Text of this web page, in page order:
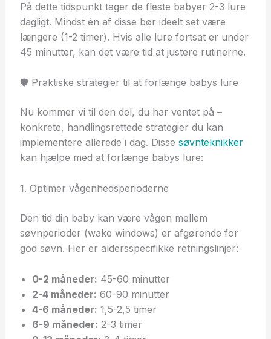
På dette tidspunkt tager de fleste babyer 2-3 lure
dagligt. Mindst én af disse bør ideelt set være
længere (1-2 timer). Hvis alle lure fortsat er under
45 minutter, kan det være tid at justere rutinerne.
🛡️ Praktiske strategier til at forlænge babys lure
Nu kommer vi til den del, du har ventet på –
konkrete, handlingsrettede strategier du kan
implementere allerede i dag. Disse søvnteknikker
kan hjælpe med at forlænge babys lure:
1. Optimer vågenhedsperioderne
Den tid din baby kan være vågen mellem
søvnperioder (wake windows) er afgørende for
god søvn. Her er aldersspecifikke retningslinjer:
0-2 måneder: 45-60 minutter
2-4 måneder: 60-90 minutter
4-6 måneder: 1,5-2,5 timer
6-9 måneder: 2-3 timer